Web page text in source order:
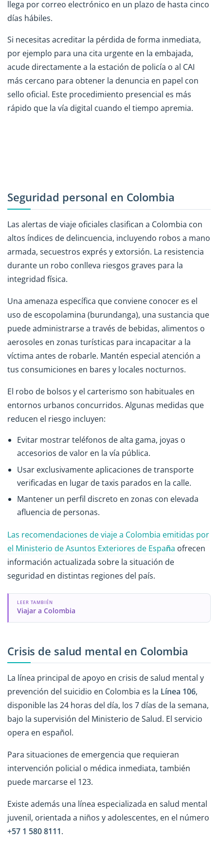
llega por correo electrónico en un plazo de hasta cinco
días hábiles.
Si necesitas acreditar la pérdida de forma inmediata,
por ejemplo para una cita urgente en la embajada,
acude directamente a la estación de policía o al CAI
más cercano para obtener la denuncia en papel con
sello oficial. Este procedimiento presencial es más
rápido que la vía digital cuando el tiempo apremia.
Seguridad personal en Colombia
Las alertas de viaje oficiales clasifican a Colombia con
altos índices de delincuencia, incluyendo robos a mano
armada, secuestros exprés y extorsión. La resistencia
durante un robo conlleva riesgos graves para la
integridad física.
Una amenaza específica que conviene conocer es el
uso de escopolamina (burundanga), una sustancia que
puede administrarse a través de bebidas, alimentos o
aerosoles en zonas turísticas para incapacitar a la
víctima antes de robarle. Mantén especial atención a
tus consumiciones en bares y locales nocturnos.
El robo de bolsos y el carterismo son habituales en
entornos urbanos concurridos. Algunas medidas que
reducen el riesgo incluyen:
Evitar mostrar teléfonos de alta gama, joyas o
accesorios de valor en la vía pública.
Usar exclusivamente aplicaciones de transporte
verificadas en lugar de taxis parados en la calle.
Mantener un perfil discreto en zonas con elevada
afluencia de personas.
Las recomendaciones de viaje a Colombia emitidas por
el Ministerio de Asuntos Exteriores de España ofrecen
información actualizada sobre la situación de
seguridad en distintas regiones del país.
LEER TAMBIÉN
Viajar a Colombia
Crisis de salud mental en Colombia
La línea principal de apoyo en crisis de salud mental y
prevención del suicidio en Colombia es la Línea 106,
disponible las 24 horas del día, los 7 días de la semana,
bajo la supervisión del Ministerio de Salud. El servicio
opera en español.
Para situaciones de emergencia que requieran
intervención policial o médica inmediata, también
puede marcarse el 123.
Existe además una línea especializada en salud mental
juvenil, orientada a niños y adolescentes, en el número
+57 1 580 8111.